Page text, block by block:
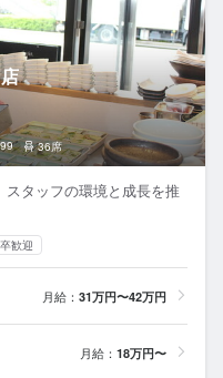
36席
タッフの環境と成長を推
歓迎
月給： 31万円〜42万円
月給： 18万円〜